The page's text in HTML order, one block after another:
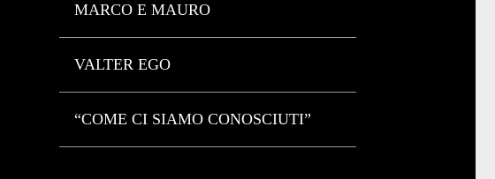
MARCO E MAURO
VALTER EGO
“COME CI SIAMO CONOSCIUTI”